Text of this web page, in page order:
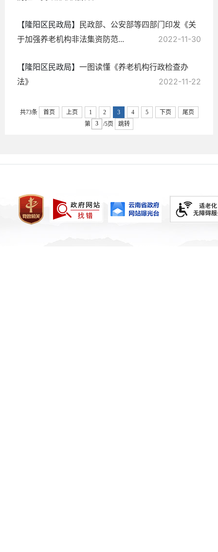
【隆阳区民政局】 民政部、公安部等四部门印发《关
于加强养老机构非法集资防范...
2022-11-30
【隆阳区民政局】 一图读懂《养老机构行政检查办
法》
2022-11-22
共73条 首页 上页 1 2 3 4 5 下页
尾页
第
/5页 跳转